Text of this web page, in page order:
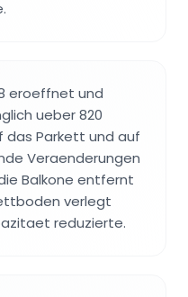
eroeffnet und
ueber 820
das Parkett und auf
Veraenderungen
Balkone entfernt
verlegt
reduzierte.